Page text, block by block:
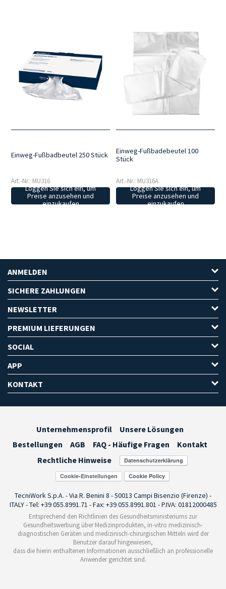
Einweg-Fußbadbeutel 250 Stück
Art.-Nr.: MU316
Loggen Sie sich ein, um
Preise anzusehen und
einzukaufen
Einweg-Fußbadebeutel 100
Stück
Art.-Nr.: MU316A
Loggen Sie sich ein, um
Preise anzusehen und
einzukaufen
ANMELDEN
SICHERE ZAHLUNGEN
NEWSLETTER
PREMIUM LIEFERUNGEN
SOCIAL
APP
KONTAKT
Unternehmensprofil
Unsere Lösungen
Bestellungen
AGB FAQ - Häufige Fragen
Kontakt
Rechtliche Hinweise
Cookie-Einstellungen
TecniWork S.p.A. - Via R. Benini 8 - 50013 Campi Bisenzio (Firenze) -
ITALY - Tel: +39 055.8991.71 - Fax: +39 055.8991.801 - P.IVA: 01812000485
Entsprechend den Richtlinien des Gesundheitsministeriums zur
Gesundheitswerbung über Medizinprodukten, in-vitro medizinisch-
diagnostischen Geräten und medizinisch-chirurgischen Mitteln wird der
Benutzer darauf hingewiesen,
dass die hierin enthaltenen Informationen ausschließlich an professionelle
Anwender gerichtet sind.